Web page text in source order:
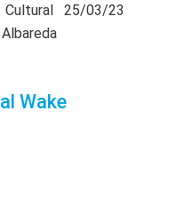
Cultural
Albareda
25/03/23
Wake